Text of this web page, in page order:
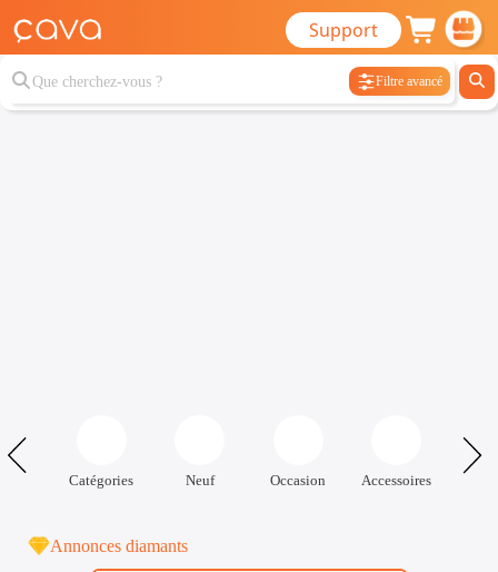
Support
Filtre avancé
Catégories Neuf Occasion Accessoires
Annonces diamants